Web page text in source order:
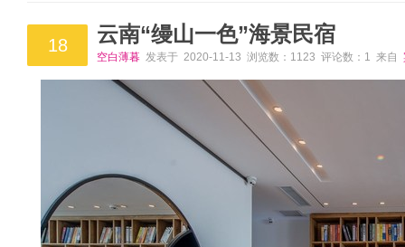
18 云南“缦山一色”海景民宿
空白薄暮 发表于 2020-11-13 浏览数：1123 评论数：1 来自